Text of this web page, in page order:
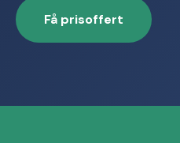
Få prisoffert